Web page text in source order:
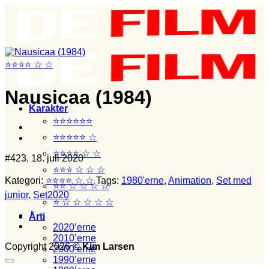
Karakter
⭐⭐⭐⭐⭐⭐
⭐⭐⭐⭐⭐ ☆
⭐⭐⭐⭐ ☆ ☆
⭐⭐⭐ ☆ ☆ ☆
⭐⭐ ☆ ☆ ☆ ☆
⭐ ☆ ☆ ☆ ☆ ☆
Årti
2020’erne
2010’erne
2000’erne
1990’erne
⭐⭐⭐⭐ ☆ ☆
Nausicaa (1984)
#423, 18. juli 2020
Kategori: ⭐⭐⭐⭐ ☆ ☆ Tags: 1980'erne, Animation, Set med
junior, Set2020
Copyright 2026 © Kim Larsen